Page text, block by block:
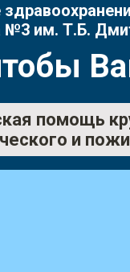
№3 им. Т.Б.
помощь
и